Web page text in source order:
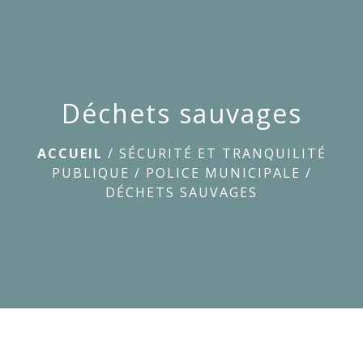
Déchets sauvages
ACCUEIL / SÉCURITÉ ET TRANQUILITÉ
PUBLIQUE / POLICE MUNICIPALE /
DÉCHETS SAUVAGES